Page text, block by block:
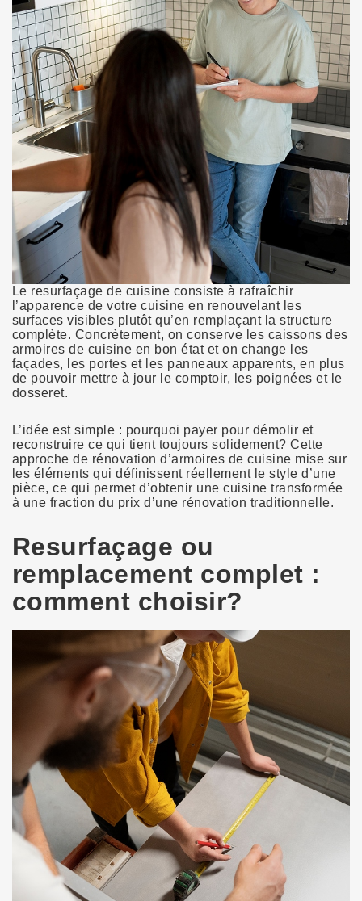
Le resurfaçage de cuisine consiste à rafraîchir
l’apparence de votre cuisine en renouvelant les
surfaces visibles plutôt qu’en remplaçant la structure
complète. Concrètement, on conserve les caissons des
armoires de cuisine en bon état et on change les
façades, les portes et les panneaux apparents, en plus
de pouvoir mettre à jour le comptoir, les poignées et le
dosseret.
L’idée est simple : pourquoi payer pour démolir et
reconstruire ce qui tient toujours solidement? Cette
approche de rénovation d’armoires de cuisine mise sur
les éléments qui définissent réellement le style d’une
pièce, ce qui permet d’obtenir une cuisine transformée
à une fraction du prix d’une rénovation traditionnelle.
Resurfaçage ou
remplacement complet :
comment choisir?